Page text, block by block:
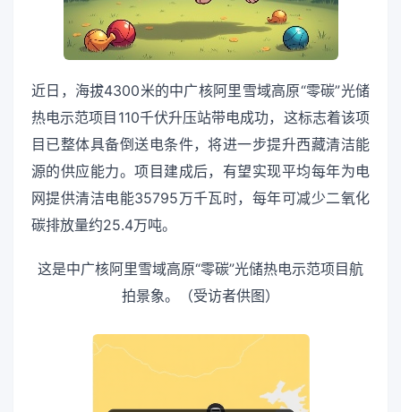
近日，海拔4300米的中广核阿里雪域高原“零碳”光储
热电示范项目110千伏升压站带电成功，这标志着该项
目已整体具备倒送电条件，将进一步提升西藏清洁能
源的供应能力。项目建成后，有望实现平均每年为电
网提供清洁电能35795万千瓦时，每年可减少二氧化
碳排放量约25.4万吨。
这是中广核阿里雪域高原“零碳”光储热电示范项目航
拍景象。（受访者供图）